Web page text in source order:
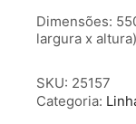
Dimensões:
largura x altura)
SKU: 25157
Categoria: